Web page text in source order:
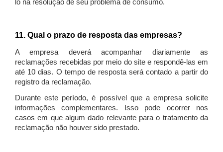
lo na resolução de seu problema de consumo.
11. Qual o prazo de resposta das empresas?
A empresa deverá acompanhar diariamente as
reclamações recebidas por meio do site e respondê-las em
até 10 dias. O tempo de resposta será contado a partir do
registro da reclamação.
Durante este período, é possível que a empresa solicite
informações complementares. Isso pode ocorrer nos
casos em que algum dado relevante para o tratamento da
reclamação não houver sido prestado.